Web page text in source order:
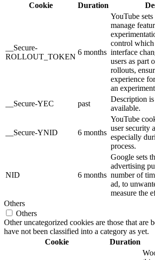
Cookie
Duration
__Secure-
ROLLOUT_TOKEN
6 months
YouTube
manage
control which
interface
users as part
rollouts,
experience
an
__Secure-YEC
past
Description
available.
__Secure-YNID 6 months
YouTube
user security
especially
process.
NID 6 months
Google sets
advertising
number of
ad, to
measure the
Others
Others
Other uncategorized cookies are those that are
have not been classified into a category as yet.
Cookie
Duration